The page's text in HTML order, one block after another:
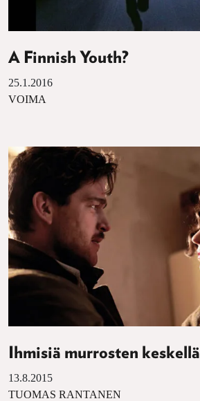
A Finnish Youth?
25.1.2016
VOIMA
Ihmisiä murrosten keskellä
13.8.2015
TUOMAS RANTANEN